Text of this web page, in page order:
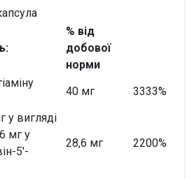
% від
добової
норми
40 мг
3333%
у вигляді
мг у
5'-
28,6 мг 2200%